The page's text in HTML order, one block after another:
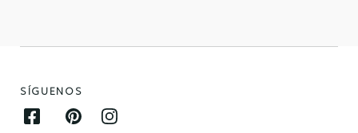
SÍGUENOS
Facebook opens in new window
Pinterest opens in new window
Instagram opens in new window